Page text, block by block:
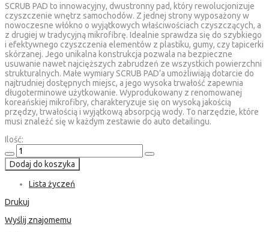
SCRUB PAD to innowacyjny, dwustronny pad, który rewolucjonizuje
czyszczenie wnętrz samochodów. Z jednej strony wyposażony w
nowoczesne włókno o wyjątkowych właściwościach czyszczących, a
z drugiej w tradycyjną mikrofibrę. Idealnie sprawdza się do szybkiego
i efektywnego czyszczenia elementów z plastiku, gumy, czy tapicerki
skórzanej. Jego unikalna konstrukcja pozwala na bezpieczne
usuwanie nawet najcięższych zabrudzeń ze wszystkich powierzchni
strukturalnych. Małe wymiary SCRUB PAD’a umożliwiają dotarcie do
najtrudniej dostępnych miejsc, a jego wysoka trwałość zapewnia
długoterminowe użytkowanie. Wyprodukowany z renomowanej
koreańskiej mikrofibry, charakteryzuje się on wysoką jakością
przędzy, trwałością i wyjątkową absorpcją wody. To narzędzie, które
musi znaleźć się w każdym zestawie do auto detailingu.
Ilość:
Dodaj do koszyka
Lista życzeń
Drukuj
Wyślij znajomemu